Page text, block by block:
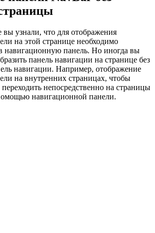
узнали, что для отображения
на этой странице необходимо
навигационную панель. Но иногда вы
панель навигации на странице без
навигации. Например, отображение
на внутренних страницах, чтобы
непосредственно на страницы
навигационной панели.